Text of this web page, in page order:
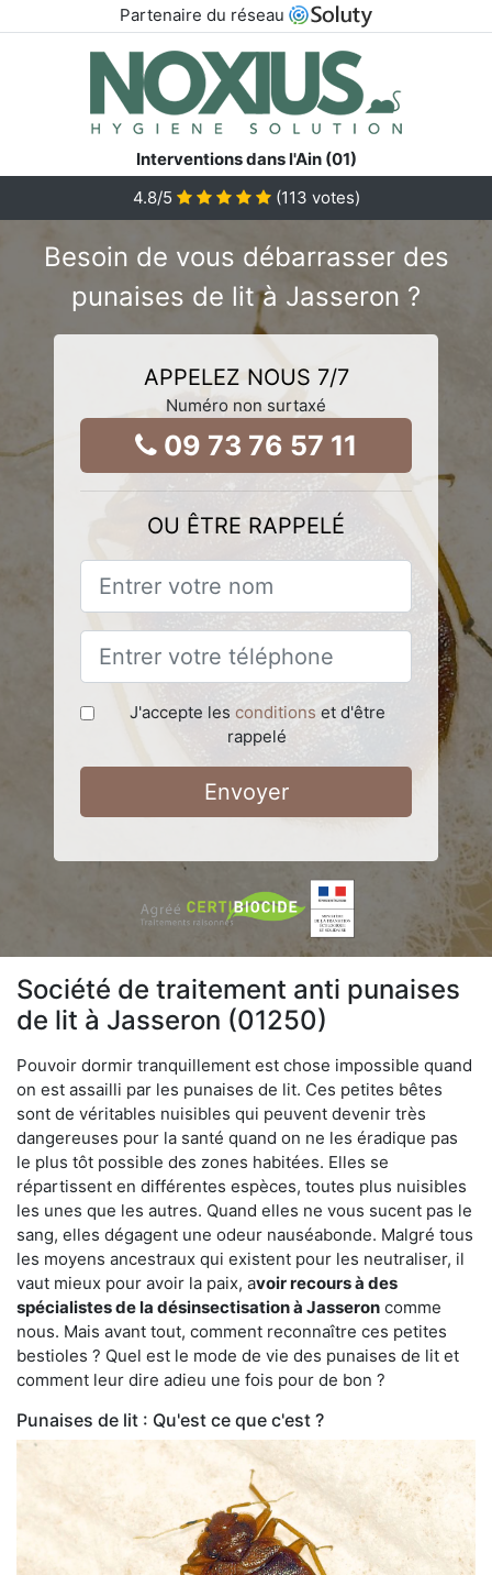
Partenaire du réseau
Interventions dans l'Ain (01)
4.8/5 (113 votes)
Besoin de vous débarrasser des
punaises de lit à Jasseron ?
APPELEZ NOUS 7/7
Numéro non surtaxé
09 73 76 57 11
OU ÊTRE RAPPELÉ
J'accepte les conditions et d'être
rappelé
Envoyer
Société de traitement anti punaises
de lit à Jasseron (01250)
Pouvoir dormir tranquillement est chose impossible quand
on est assailli par les punaises de lit. Ces petites bêtes
sont de véritables nuisibles qui peuvent devenir très
dangereuses pour la santé quand on ne les éradique pas
le plus tôt possible des zones habitées. Elles se
répartissent en différentes espèces, toutes plus nuisibles
les unes que les autres. Quand elles ne vous sucent pas le
sang, elles dégagent une odeur nauséabonde. Malgré tous
les moyens ancestraux qui existent pour les neutraliser, il
vaut mieux pour avoir la paix, avoir recours à des
spécialistes de la désinsectisation à Jasseron comme
nous. Mais avant tout, comment reconnaître ces petites
bestioles ? Quel est le mode de vie des punaises de lit et
comment leur dire adieu une fois pour de bon ?
Punaises de lit : Qu'est ce que c'est ?